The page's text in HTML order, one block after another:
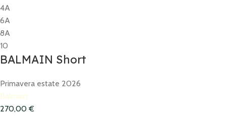
4A
6A
8A
10
BALMAIN Short
Primavera estate 2026
Balmain
270,00 €